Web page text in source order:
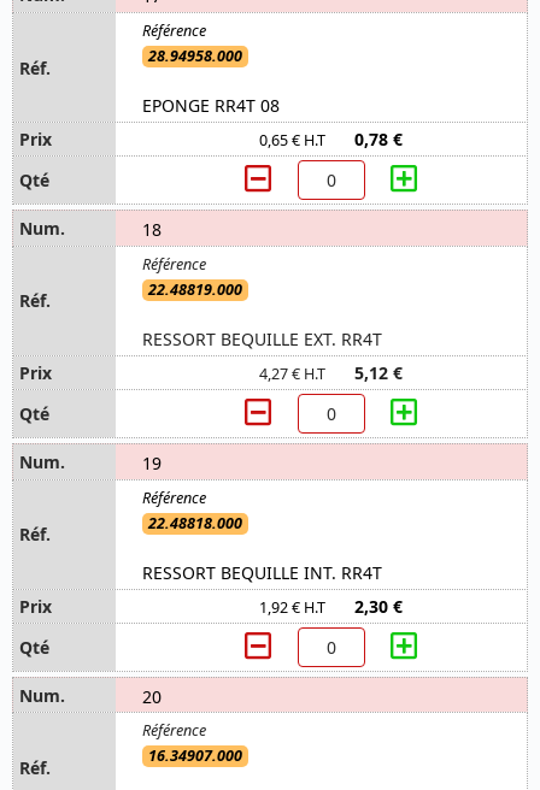
28.94958.000
EPONGE RR4T 08
0,65 € H.T 0,78 €
18
22.48819.000
RESSORT BEQUILLE EXT. RR4T
4,27 € H.T 5,12 €
19
22.48818.000
RESSORT BEQUILLE INT. RR4T
1,92 € H.T 2,30 €
20
16.34907.000